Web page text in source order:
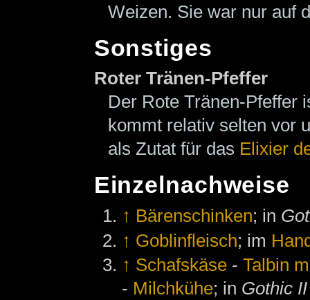
Weizen. Sie war nur auf
Sonstiges
Roter Tränen-Pfeffer
Der Rote Tränen-Pfeffer
kommt relativ selten vor
als Zutat für das Elixier
Einzelnachweise
↑ Bärenschinken; in
↑ Goblinfleisch; im
↑ Schafskäse -Talbin
- Milchkühe; in Gothic